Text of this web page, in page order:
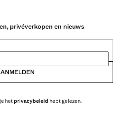
privéverkopen en nieuws
hetprivacybeleid hebt gelezen.